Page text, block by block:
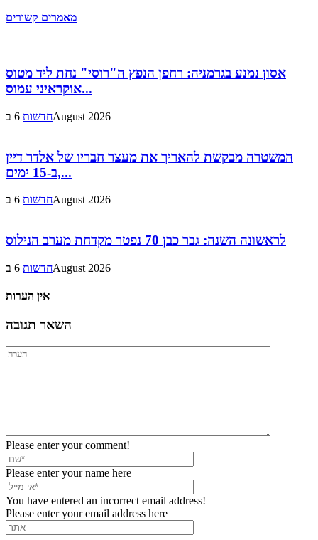
מאמרים קשורים
אסון נמנע בגרמניה: רחפן הנפץ ה"רוסי" נחת ליד מטוס
אוקראיני עמוס...
חדשות6 בAugust 2026
המשטרה מבקשת להאריך את מעצר חבריו של אלדר דיין
ב-15 ימים,...
חדשות6 בAugust 2026
לראשונה השנה: גבר כבן 70 נפטר מקדחת מערב הנילוס
חדשות6 בAugust 2026
אין הערות
השאר תגובה
Please enter your comment!
Please enter your name here
You have entered an incorrect email address!
Please enter your email address here